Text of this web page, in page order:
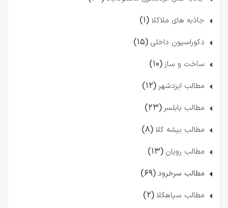
جاذبه های ملاکلا (۱)
دکوراسیون داخلی (۱۵)
ساخت و ساز (۱۰)
مطالب ایزدشهر (۱۲)
مطالب بابلسر (۲۳)
مطالب بیشه کلا (۸)
مطالب رویان (۱۳)
مطالب سرخرود (۶۹)
مطالب سیاهکلا (۲)